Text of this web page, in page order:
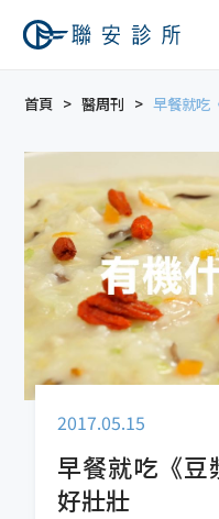
首頁 醫周刊 早餐就吃
2017.05.15
早餐就吃《豆
好壯壯